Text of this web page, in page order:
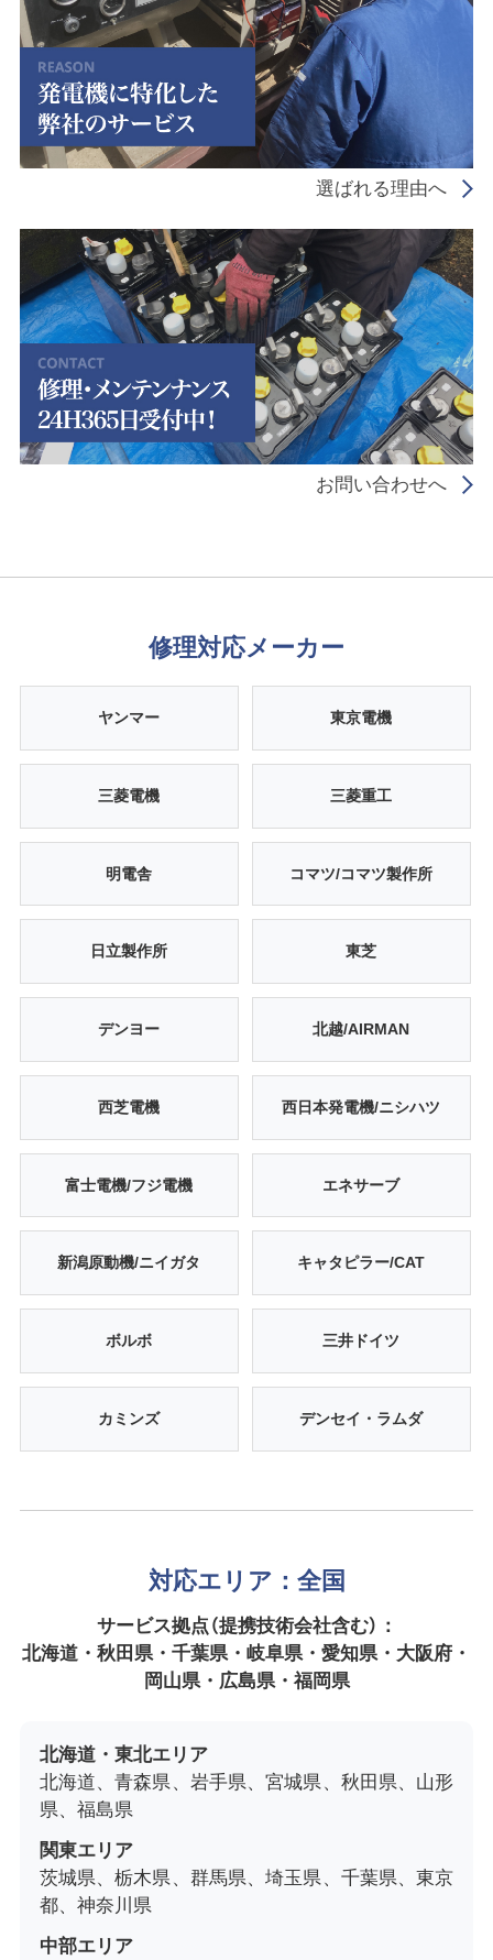
選ばれる理由へ
お問い合わせへ
修理対応メーカー
ヤンマー 東京電機
三菱電機 三菱重工
明電舎 コマツ/コマツ製作所
日立製作所 東芝
デンヨー 北越/AIRMAN
西芝電機 西日本発電機/ニシハツ
富士電機/フジ電機 エネサーブ
新潟原動機/ニイガタ キャタピラー/CAT
ボルボ 三井ドイツ
カミンズ デンセイ・ラムダ
対応エリア：全国
サービス拠点（提携技術会社含む）：
北海道・秋田県・千葉県・岐阜県・愛知県・大阪府・
岡山県・広島県・福岡県
北海道・東北エリア
北海道、青森県、岩手県、宮城県、秋田県、山形
県、福島県
関東エリア
茨城県、栃木県、群馬県、埼玉県、千葉県、東京
都、神奈川県
中部エリア